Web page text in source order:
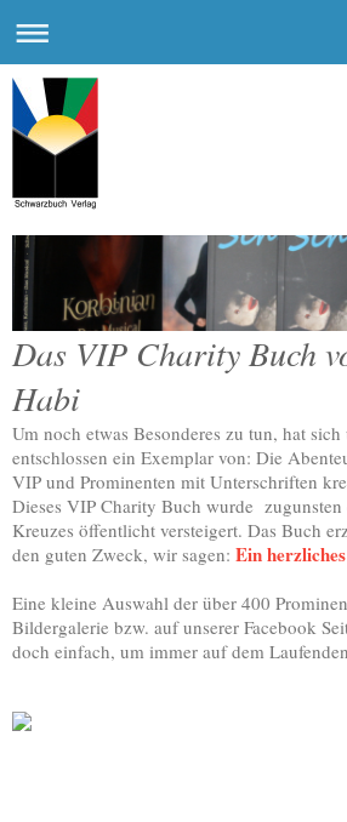
Das VIP Charity Buch
Habi
Um noch etwas Besonderes zu tun, hat
entschlossen ein Exemplar von: Die
VIP und Prominenten mit Unterschriften
Dieses VIP Charity Buch wurde zugunsten
Kreuzes öffentlicht versteigert. Das Buch
den guten Zweck, wir sagen: Ein
Eine kleine Auswahl der über 400
Bildergalerie bzw. auf unserer Facebook
doch einfach, um immer auf dem